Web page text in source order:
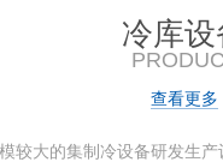
冷库设
查看更多
较大的集制冷设备研发生